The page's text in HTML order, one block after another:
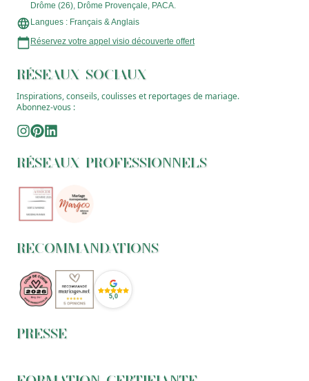
Drôme (26), Drôme Provençale, PACA.
Langues : Français & Anglais
Réservez votre appel visio découverte offert
RÉSEAUX SOCIAUX
Inspirations, conseils, coulisses et reportages de mariage.
Abonnez-vous :
RÉSEAUX PROFESSIONNELS
RECOMMANDATIONS
5,0
PRESSE